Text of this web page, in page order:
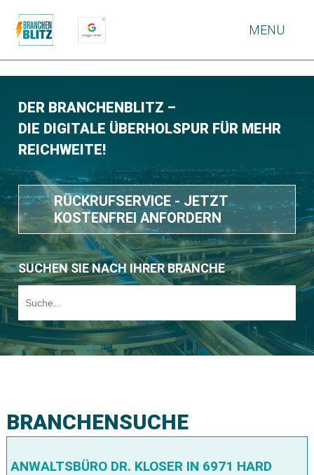
MENU
DER BRANCHENBLITZ –
DIE DIGITALE ÜBERHOLSPUR FÜR MEHR
REICHWEITE!
RÜCKRUFSERVICE - JETZT
KOSTENFREI ANFORDERN
SUCHEN SIE NACH IHRER BRANCHE
BRANCHENSUCHE
ANWALTSBÜRO DR. KLOSER IN 6971 HARD